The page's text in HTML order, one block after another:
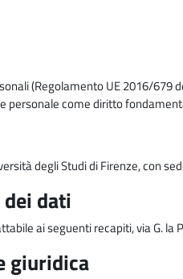
(Regolamento UE 2016/679
come diritto
degli Studi di Firenze, con
dati
ai seguenti recapiti, via G.
giuridica